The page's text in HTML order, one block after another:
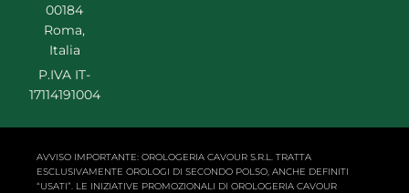
00184
Roma,
Italia
P.IVA IT-
17114191004
AVVISO IMPORTANTE: OROLOGERIA CAVOUR S.R.L. TRATTA
ESCLUSIVAMENTE OROLOGI DI SECONDO POLSO, ANCHE DEFINITI
“USATI”. LE INIZIATIVE PROMOZIONALI DI OROLOGERIA CAVOUR